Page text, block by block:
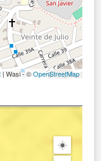
| Wasi - ©OpenStreetMap